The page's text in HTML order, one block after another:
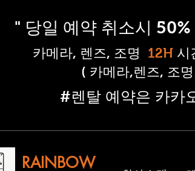
" 당일 예약 취소시
​카메라, 렌즈, 조명 12H시
( 카메라,렌즈, 조
​#렌탈 예약은 카카
RAINBOW